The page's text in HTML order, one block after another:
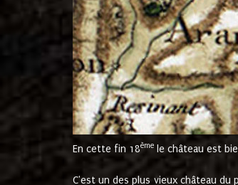
En cette fin 18ème le château est
C'est un des plus vieux château